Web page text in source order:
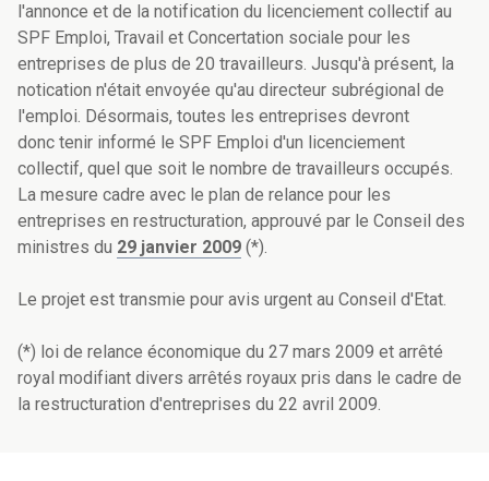
l'annonce et de la notification du licenciement collectif au
SPF Emploi, Travail et Concertation sociale pour les
entreprises de plus de 20 travailleurs. Jusqu'à présent, la
notication n'était envoyée qu'au directeur subrégional de
l'emploi. Désormais, toutes les entreprises devront
donc tenir informé le SPF Emploi d'un licenciement
collectif, quel que soit le nombre de travailleurs occupés.
La mesure cadre avec le plan de relance pour les
entreprises en restructuration, approuvé par le Conseil des
ministres du 29 janvier 2009 (*).
Le projet est transmie pour avis urgent au Conseil d'Etat.
(*) loi de relance économique du 27 mars 2009 et arrêté
royal modifiant divers arrêtés royaux pris dans le cadre de
la restructuration d'entreprises du 22 avril 2009.